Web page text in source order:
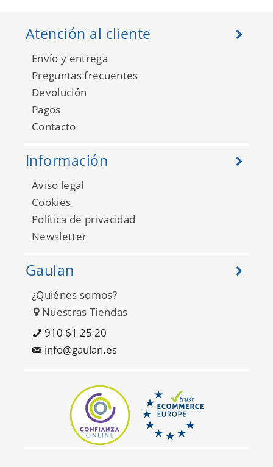
Scott Living II FD26204
Scott Living II FD26205
Atención al cliente
Envío y entrega
Preguntas frecuentes
Devolución
Pagos
Contacto
Información
Aviso legal
Cookies
Política de privacidad
Newsletter
Gaulan
¿Quiénes somos?
Nuestras Tiendas
910 61 25 20
info@gaulan.es